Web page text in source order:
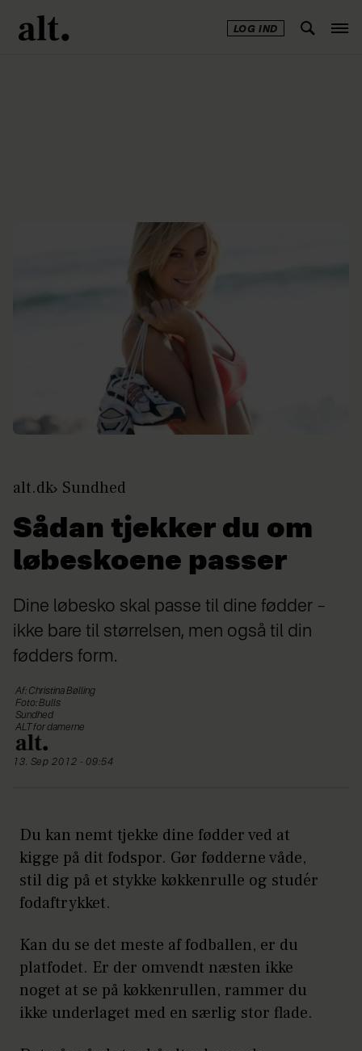
LOG IND
alt.dk Sundhed
Sådan tjekker du om
løbeskoene passer
Dine løbesko skal passe til dine fødder –
ikke bare til størrelsen, men også til din
fødders form.
Af: Christina Bølling
Foto: Bulls
Sundhed
ALT for damerne
13. Sep 2012 - 09:54
Du kan nemt tjekke dine fødder ved at
kigge på dit fodspor. Gør fødderne våde,
stil dig på et stykke køkkenrulle og studér
fodaftrykket.
Kan du se det meste af fodballen, er du
platfodet. Er der omvendt næsten ikke
noget at se på køkkenrullen, rammer du
ikke underlaget med en særlig stor flade.